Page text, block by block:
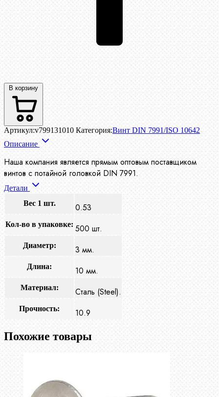
В корзину
Артикул:v799131010 Категория:Винт DIN 7991/ISO 10642
Описание
Наша компания является прямым оптовым поставщиком
винтов с потайной головкой DIN 7991.
Детали
Вес 1 шт.
0.53
Кол-во в упаковке: 500 шт.
Диаметр: 3 мм.
Длина: 10 мм.
Материал: Сталь (Steel).
Прочность: 10.9
Похожие товары